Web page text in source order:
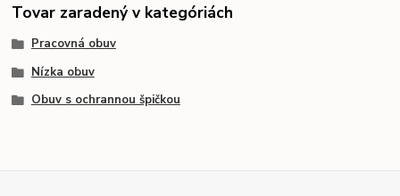
Tovar zaradený v kategóriách
Pracovná obuv
Nízka obuv
Obuv s ochrannou špičkou